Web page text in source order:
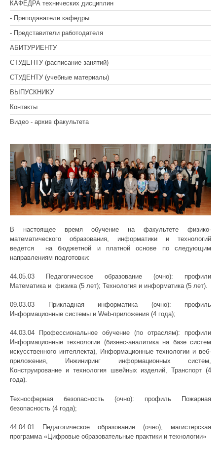
КАФЕДРА технических дисциплин
- Преподаватели кафедры
- Представители работодателя
АБИТУРИЕНТУ
СТУДЕНТУ (расписание занятий)
СТУДЕНТУ (учебные материалы)
ВЫПУСКНИКУ
Контакты
Видео - архив факультета
В настоящее время обучение на факультете физико-
математического образования, информатики и технологий
ведется на бюджетной и платной основе по следующим
направлениям подготовки:
44.05.03 Педагогическое образование (очно): профили
Математика и физика (5 лет); Технология и информатика (5 лет).
09.03.03 Прикладная информатика (очно): профиль
Информационные системы и Web-приложения (4 года);
44.03.04 Профессиональное обучение (по отраслям): профили
Информационные технологии (бизнес-аналитика на базе систем
искусственного интеллекта), Информационные технологии и веб-
приложения, Инжиниринг информационных систем,
Конструирование и технология швейных изделий, Транспорт (4
года).
Техносферная безопасность (очно): профиль Пожарная
безопасность (4 года);
44.04.01 Педагогическое образование (очно), магистерская
программа «Цифровые образовательные практики и технологии»